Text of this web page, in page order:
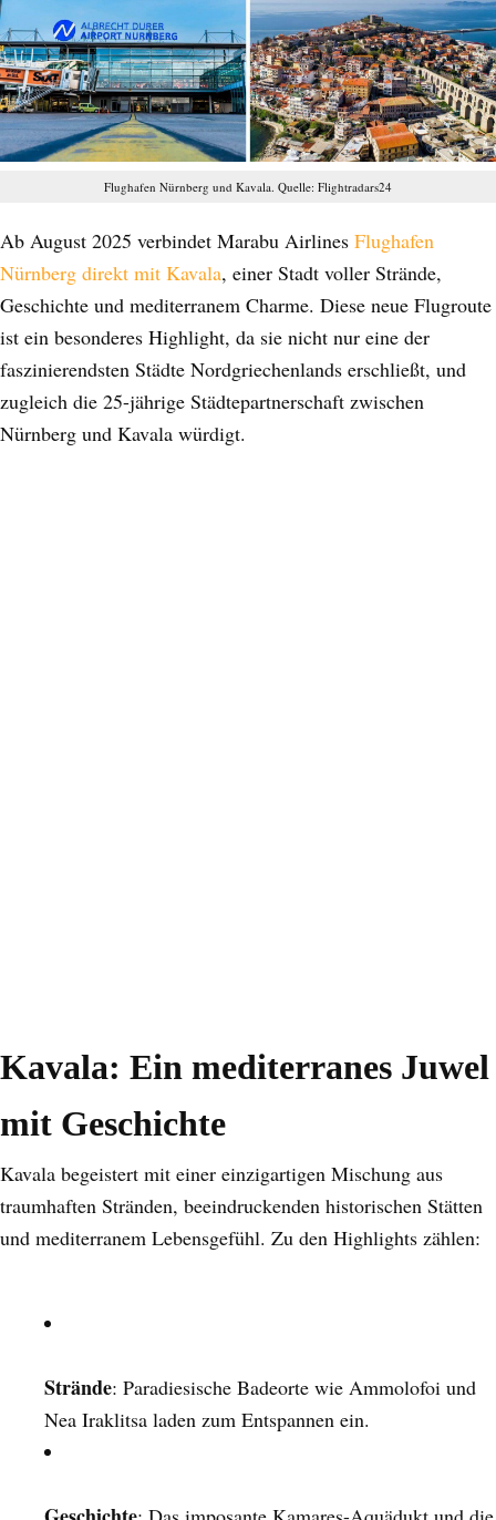
Flughafen Nürnberg und Kavala. Quelle: Flightradars24
Ab August 2025 verbindet Marabu Airlines Flughafen
Nürnberg direkt mit Kavala, einer Stadt voller Strände,
Geschichte und mediterranem Charme. Diese neue Flugroute
ist ein besonderes Highlight, da sie nicht nur eine der
faszinierendsten Städte Nordgriechenlands erschließt, und
zugleich die 25-jährige Städtepartnerschaft zwischen
Nürnberg und Kavala würdigt.
Kavala: Ein mediterranes Juwel
mit Geschichte
Kavala begeistert mit einer einzigartigen Mischung aus
traumhaften Stränden, beeindruckenden historischen Stätten
und mediterranem Lebensgefühl. Zu den Highlights zählen:
Strände: Paradiesische Badeorte wie Ammolofoi und
Nea Iraklitsa laden zum Entspannen ein.